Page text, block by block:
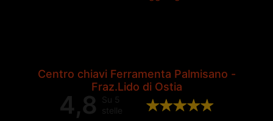
Centro chiavi Ferramenta Palmisano -
Fraz.Lido di Ostia
4,8
Su 5
stelle